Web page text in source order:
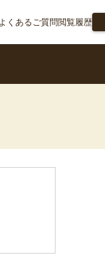
よくあるご質問閲覧履歴